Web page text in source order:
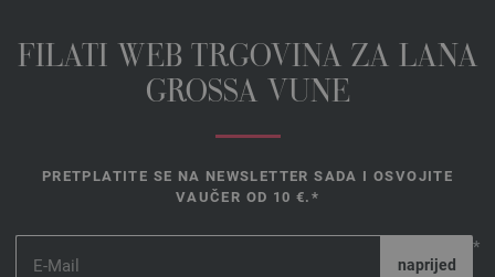
FILATI WEB TRGOVINA ZA LANA
GROSSA VUNE
PRETPLATITE SE NA NEWSLETTER SADA I OSVOJITE
VAUČER OD 10 €.*
*